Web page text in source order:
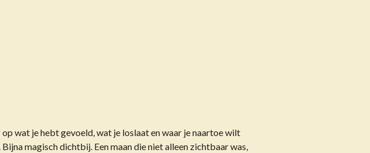
op wat je hebt gevoeld, wat je loslaat en waar je naartoe wilt
magisch dichtbij. Een maan die niet alleen zichtbaar was,